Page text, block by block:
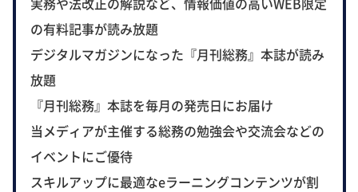
の有料記事が読み放題
デジタルマガジンになった『月刊総務』本誌が読み
放題
『月刊総務』本誌を毎月の発売日にお届け
当メディアが主催する総務の勉強会や交流会などの
イベントにご優待
スキルアップに最適なeラーニングコンテンツが割